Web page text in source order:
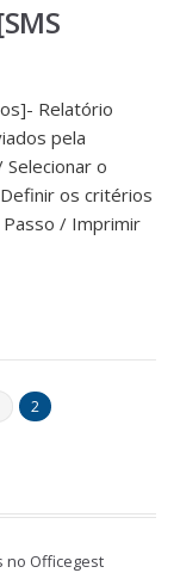
Relatório
pela
o
os critérios
/ Imprimir
2
no Officegest